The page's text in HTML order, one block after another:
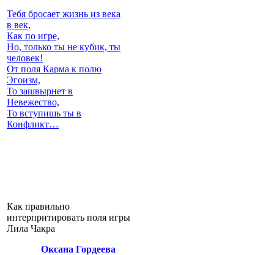
Тебя бросает жизнь из века
в век,
Как по игре,
Но, только ты не кубик, ты
человек!
От поля Карма к полю
Эгоизм,
То зашвырнет в
Невежество,
То вступишь ты в
Конфликт…
Как правильно
интерпритировать поля игры
Лила Чакра
Оксана Гордеева